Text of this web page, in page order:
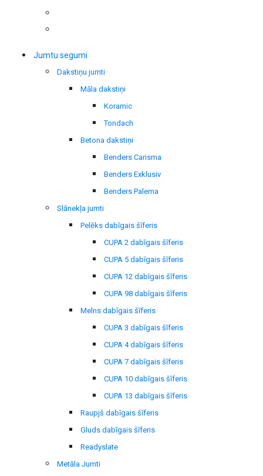
Jumtu segumi
Dakstiņu jumti
Māla dakstiņi
Koramic
Tondach
Betona dakstiņi
Benders Carisma
Benders Exklusiv
Benders Palema
Slānekļa jumti
Pelēks dabīgais šīferis
CUPA 2 dabīgais šīferis
CUPA 5 dabīgais šīferis
CUPA 12 dabīgais šīferis
CUPA 98 dabīgais šīferis
Melns dabīgais šīferis
CUPA 3 dabīgais šīferis
CUPA 4 dabīgais šīferis
CUPA 7 dabīgais šīferis
CUPA 10 dabīgais šīferis
CUPA 13 dabīgais šīferis
Raupjš dabīgais šīferis
Gluds dabīgais šīferis
Readyslate
Metāla Jumti